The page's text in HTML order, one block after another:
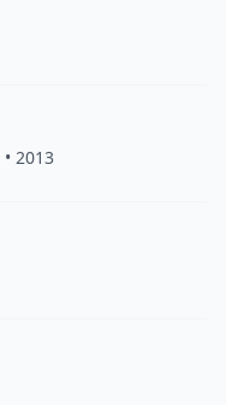
• 2013